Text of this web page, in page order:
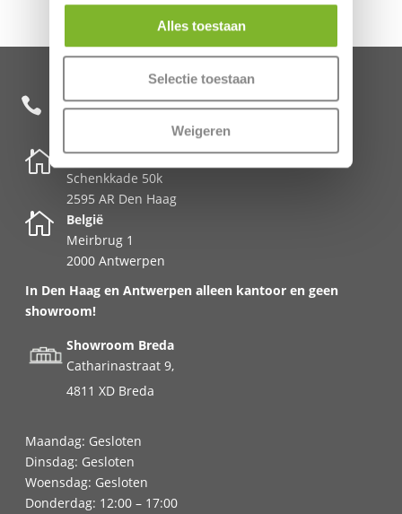
Alles toestaan
Selectie toestaan
Weigeren
 +31 85 482 0020

Nederland
Schenkkade 50k
2595 AR Den Haag

België
Meirbrug 1
2000 Antwerpen
In Den Haag en Antwerpen alleen kantoor en geen
showroom!
Showroom Breda
Catharinastraat 9,
4811 XD Breda
Maandag: Gesloten
Dinsdag: Gesloten
Woensdag: Gesloten
Donderdag: 12:00 – 17:00